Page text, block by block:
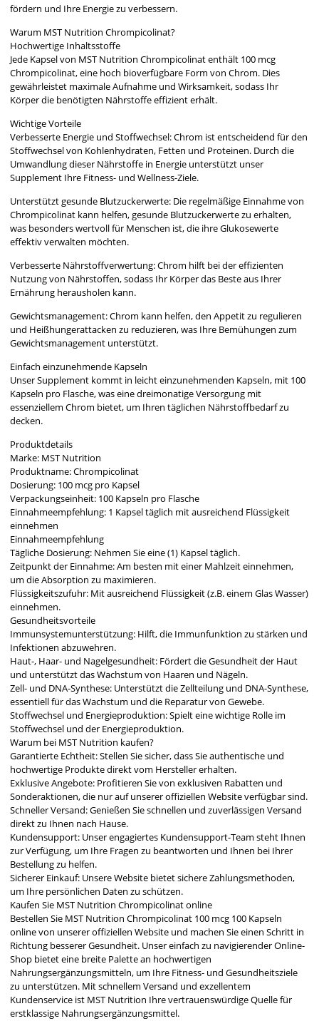
fördern und Ihre Energie zu verbessern.
Warum MST Nutrition Chrompicolinat?
Hochwertige Inhaltsstoffe
Jede Kapsel von MST Nutrition Chrompicolinat enthält 100 mcg
Chrompicolinat, eine hoch bioverfügbare Form von Chrom. Dies
gewährleistet maximale Aufnahme und Wirksamkeit, sodass Ihr
Körper die benötigten Nährstoffe effizient erhält.
Wichtige Vorteile
Verbesserte Energie und Stoffwechsel: Chrom ist entscheidend für den
Stoffwechsel von Kohlenhydraten, Fetten und Proteinen. Durch die
Umwandlung dieser Nährstoffe in Energie unterstützt unser
Supplement Ihre Fitness- und Wellness-Ziele.
Unterstützt gesunde Blutzuckerwerte: Die regelmäßige Einnahme von
Chrompicolinat kann helfen, gesunde Blutzuckerwerte zu erhalten,
was besonders wertvoll für Menschen ist, die ihre Glukosewerte
effektiv verwalten möchten.
Verbesserte Nährstoffverwertung: Chrom hilft bei der effizienten
Nutzung von Nährstoffen, sodass Ihr Körper das Beste aus Ihrer
Ernährung herausholen kann.
Gewichtsmanagement: Chrom kann helfen, den Appetit zu regulieren
und Heißhungerattacken zu reduzieren, was Ihre Bemühungen zum
Gewichtsmanagement unterstützt.
Einfach einzunehmende Kapseln
Unser Supplement kommt in leicht einzunehmenden Kapseln, mit 100
Kapseln pro Flasche, was eine dreimonatige Versorgung mit
essenziellem Chrom bietet, um Ihren täglichen Nährstoffbedarf zu
decken.
Produktdetails
Marke: MST Nutrition
Produktname: Chrompicolinat
Dosierung: 100 mcg pro Kapsel
Verpackungseinheit: 100 Kapseln pro Flasche
Einnahmeempfehlung: 1 Kapsel täglich mit ausreichend Flüssigkeit
einnehmen
Einnahmeempfehlung
Tägliche Dosierung: Nehmen Sie eine (1) Kapsel täglich.
Zeitpunkt der Einnahme: Am besten mit einer Mahlzeit einnehmen,
um die Absorption zu maximieren.
Flüssigkeitszufuhr: Mit ausreichend Flüssigkeit (z.B. einem Glas Wasser)
einnehmen.
Gesundheitsvorteile
Immunsystemunterstützung: Hilft, die Immunfunktion zu stärken und
Infektionen abzuwehren.
Haut-, Haar- und Nagelgesundheit: Fördert die Gesundheit der Haut
und unterstützt das Wachstum von Haaren und Nägeln.
Zell- und DNA-Synthese: Unterstützt die Zellteilung und DNA-Synthese,
essentiell für das Wachstum und die Reparatur von Gewebe.
Stoffwechsel und Energieproduktion: Spielt eine wichtige Rolle im
Stoffwechsel und der Energieproduktion.
Warum bei MST Nutrition kaufen?
Garantierte Echtheit: Stellen Sie sicher, dass Sie authentische und
hochwertige Produkte direkt vom Hersteller erhalten.
Exklusive Angebote: Profitieren Sie von exklusiven Rabatten und
Sonderaktionen, die nur auf unserer offiziellen Website verfügbar sind.
Schneller Versand: Genießen Sie schnellen und zuverlässigen Versand
direkt zu Ihnen nach Hause.
Kundensupport: Unser engagiertes Kundensupport-Team steht Ihnen
zur Verfügung, um Ihre Fragen zu beantworten und Ihnen bei Ihrer
Bestellung zu helfen.
Sicherer Einkauf: Unsere Website bietet sichere Zahlungsmethoden,
um Ihre persönlichen Daten zu schützen.
Kaufen Sie MST Nutrition Chrompicolinat online
Bestellen Sie MST Nutrition Chrompicolinat 100 mcg 100 Kapseln
online von unserer offiziellen Website und machen Sie einen Schritt in
Richtung besserer Gesundheit. Unser einfach zu navigierender Online-
Shop bietet eine breite Palette an hochwertigen
Nahrungsergänzungsmitteln, um Ihre Fitness- und Gesundheitsziele
zu unterstützen. Mit schnellem Versand und exzellentem
Kundenservice ist MST Nutrition Ihre vertrauenswürdige Quelle für
erstklassige Nahrungsergänzungsmittel.